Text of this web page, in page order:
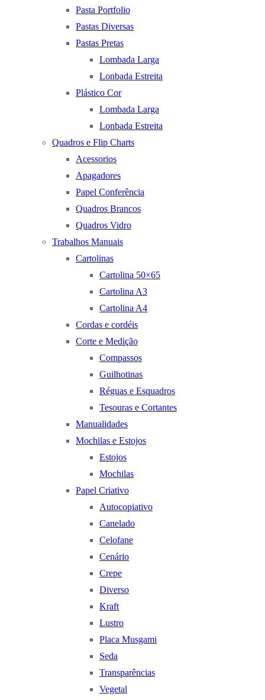
Pasta Portfolio
Pastas Diversas
Pastas Pretas
Lombada Larga
Lonbada Estreita
Plástico Cor
Lombada Larga
Lonbada Estreita
Quadros e Flip Charts
Acessorios
Apagadores
Papel Conferência
Quadros Brancos
Quadros Vidro
Trabalhos Manuais
Cartolinas
Cartolina 50×65
Cartolina A3
Cartolina A4
Cordas e cordéis
Corte e Medição
Compassos
Guilhotinas
Réguas e Esquadros
Tesouras e Cortantes
Manualidades
Mochilas e Estojos
Estojos
Mochilas
Papel Criativo
Autocopiativo
Canelado
Celofane
Cenário
Crepe
Diverso
Kraft
Lustro
Placa Musgami
Seda
Transparências
Vegetal